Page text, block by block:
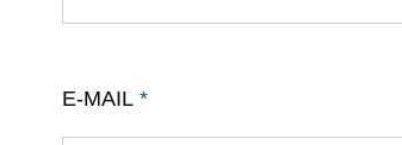
E-MAIL *